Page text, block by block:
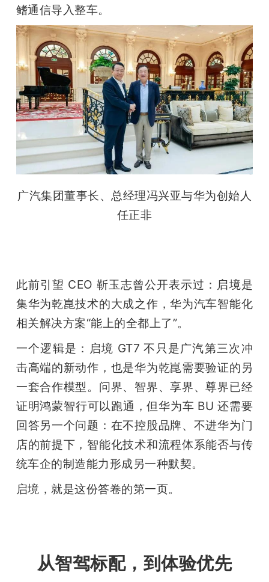
题
爱
搞
鳍通信导入整车。
广汽集团董事长、总经理冯兴亚与华为创始人
任正非
此前引望 CEO 靳玉志曾公开表示过：启境是
集华为乾崑技术的大成之作，华为汽车智能化
相关解决方案“能上的全都上了”。
一个逻辑是：启境 GT7 不只是广汽第三次冲
击高端的新动作，也是华为乾崑需要验证的另
一套合作模型。问界、智界、享界、尊界已经
证明鸿蒙智行可以跑通，但华为车 BU 还需要
回答另一个问题：在不控股品牌、不进华为门
店的前提下，智能化技术和流程体系能否与传
统车企的制造能力形成另一种默契。
启境，就是这份答卷的第一页。
从智驾标配，到体验优先